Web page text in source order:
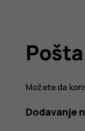
Pošta
Možete da
Dodavanje